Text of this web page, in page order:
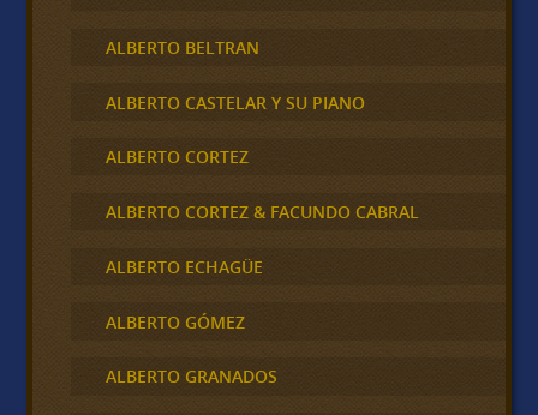
ALBERTO BELTRAN
ALBERTO CASTELAR Y SU PIANO
ALBERTO CORTEZ
ALBERTO CORTEZ & FACUNDO CABRAL
ALBERTO ECHAGÜE
ALBERTO GÓMEZ
ALBERTO GRANADOS